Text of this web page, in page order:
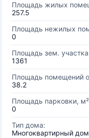
Площадь жилых
257.5
Площадь нежилых
0
Площадь зем.
1361
Площадь помещений
38.2
Площадь парковки,
0
Тип дома:
Многоквартирный дом